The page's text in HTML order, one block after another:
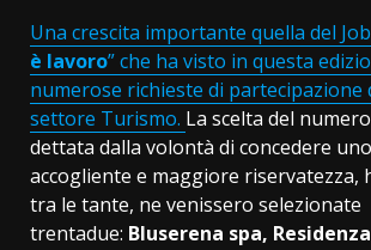
Una crescita importante quella del
è lavoro” che ha visto in questa
numerose richieste di partecipazione
settore Turismo. La scelta del
dettata dalla volontà di concedere
accogliente e maggiore riservatezza,
tra le tante, ne venissero selezionate
trentadue: Bluserena spa,